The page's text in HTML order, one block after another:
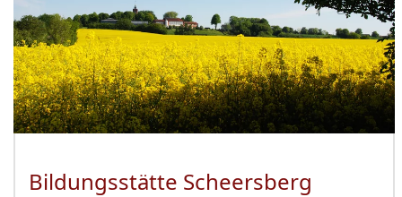
Bildungsstätte Scheersberg